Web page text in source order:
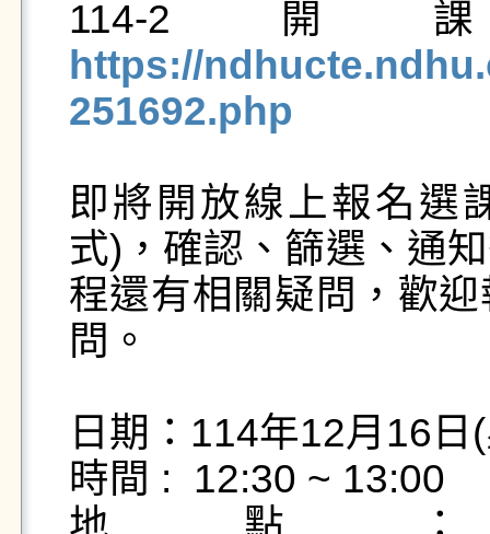
https://
251692.php
即將開放線上報名選
式)，確認、篩選、通
程還有相關疑問，歡
問。
日期：114年12月16日
時間 :  12:30 ~ 13:00